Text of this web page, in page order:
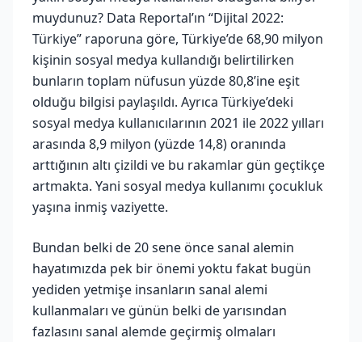
muydunuz? Data Reportal’ın “Dijital 2022:
Türkiye” raporuna göre, Türkiye’de 68,90 milyon
kişinin sosyal medya kullandığı belirtilirken
bunların toplam nüfusun yüzde 80,8’ine eşit
olduğu bilgisi paylaşıldı. Ayrıca Türkiye’deki
sosyal medya kullanıcılarının 2021 ile 2022 yılları
arasında 8,9 milyon (yüzde 14,8) oranında
arttığının altı çizildi ve bu rakamlar gün geçtikçe
artmakta. Yani sosyal medya kullanımı çocukluk
yaşına inmiş vaziyette.
Bundan belki de 20 sene önce sanal alemin
hayatımızda pek bir önemi yoktu fakat bugün
yediden yetmişe insanların sanal alemi
kullanmaları ve günün belki de yarısından
fazlasını sanal alemde geçirmiş olmaları